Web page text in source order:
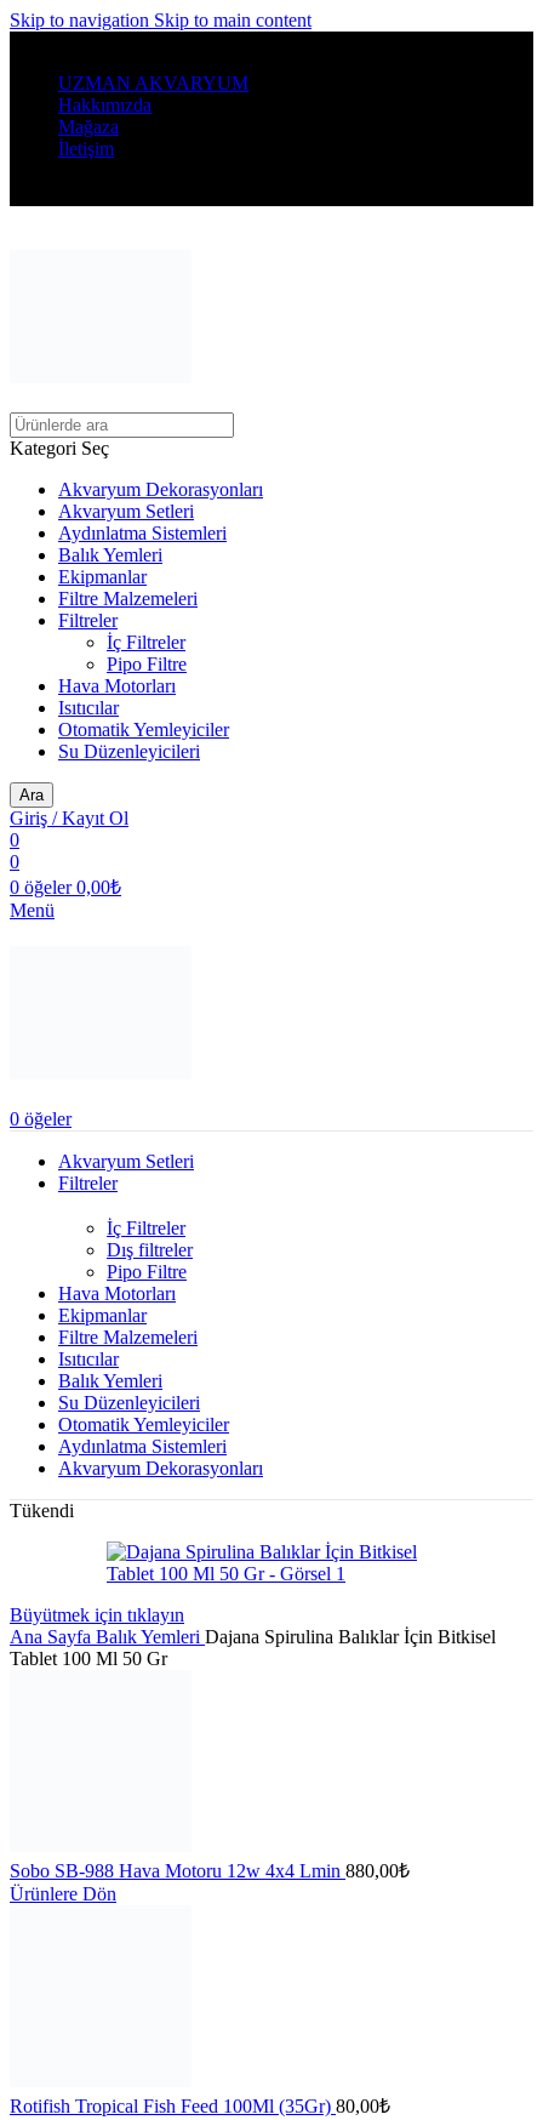
Skip to navigation Skip to main content
UZMAN AKVARYUM
Hakkımızda
Mağaza
İletişim
Kategori Seç
Akvaryum Dekorasyonları
Akvaryum Setleri
Aydınlatma Sistemleri
Balık Yemleri
Ekipmanlar
Filtre Malzemeleri
Filtreler
İç Filtreler
Pipo Filtre
Hava Motorları
Isıtıcılar
Otomatik Yemleyiciler
Su Düzenleyicileri
Ara
Giriş / Kayıt Ol
0
0
0 öğeler 0,00₺
Menü
0 öğeler
Akvaryum Setleri
Filtreler
İç Filtreler
Dış filtreler
Pipo Filtre
Hava Motorları
Ekipmanlar
Filtre Malzemeleri
Isıtıcılar
Balık Yemleri
Su Düzenleyicileri
Otomatik Yemleyiciler
Aydınlatma Sistemleri
Akvaryum Dekorasyonları
Tükendi
Büyütmek için tıklayın
Ana Sayfa Balık Yemleri Dajana Spirulina Balıklar İçin Bitkisel
Tablet 100 Ml 50 Gr
Sobo SB-988 Hava Motoru 12w 4x4 Lmin 880,00₺
Ürünlere Dön
Rotifish Tropical Fish Feed 100Ml (35Gr) 80,00₺